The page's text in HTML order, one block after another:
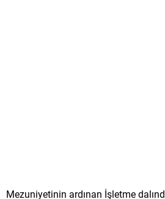
Mezuniyetinin ardınan İşletme